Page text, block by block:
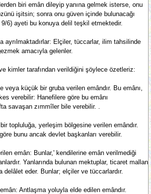
biri emân dileyip yanına gelmek isterse, onu
işitsin; sonra onu güven içinde bulunacağı
9/6) ayeti bu konuya delil teşkil etmektedir.
ayrılmaktadırlar: Elçiler, tüccarlar, ilim tahsilinde
amacıyla gelenler.
kimler tarafından verildiğini şöylece özetleriz:
veya küçük bir gruba verilen emândır. Bu emânı,
verebilir: Hanefilere göre bu emânı
savaşan zımmîler bile verebilir. .
topluluğa, yerleşim bölgesine verilen emândır.
bunu ancak devlet başkanları verebilir.
emân: Bunlar,' kendilerine emân verilmediği
Yanlarında bulunan mektuplar, ticaret mallan
delâlet eder. Bunlar; elçiler ve tüccarlardır.
Antlaşma yoluyla elde edilen emândır.